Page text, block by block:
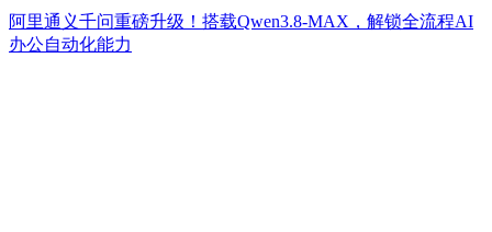
阿里通义千问重磅升级！搭载Qwen3.8-MAX，解锁全流程AI
办公自动化能力